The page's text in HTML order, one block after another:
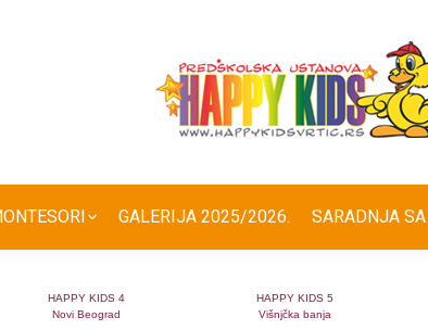
GALERIJA 2025/2026. SARADNJA
HAPPY KIDS 4
Novi Beograd
HAPPY KIDS 5
Višnjčka banja